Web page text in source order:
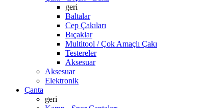
geri
Baltalar
Cep Çakıları
Bıçaklar
Multitool / Çok Amaçlı Çakı
Testereler
Aksesuar
Aksesuar
Elektronik
Çanta
geri